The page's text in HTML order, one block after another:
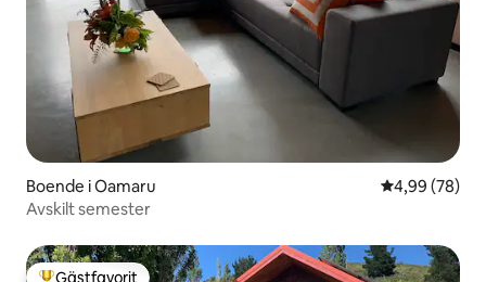
Boende i Oamaru 4,99 av 5 i
4,99 (78)
Avskilt semester
Gästfavorit